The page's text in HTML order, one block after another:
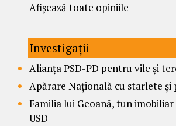
Afișează toate opiniile
Investigații
Alianța PSD-PD pentru vile și
Apărare Națională cu starlete și
Familia lui Geoană, tun imobiliar
USD